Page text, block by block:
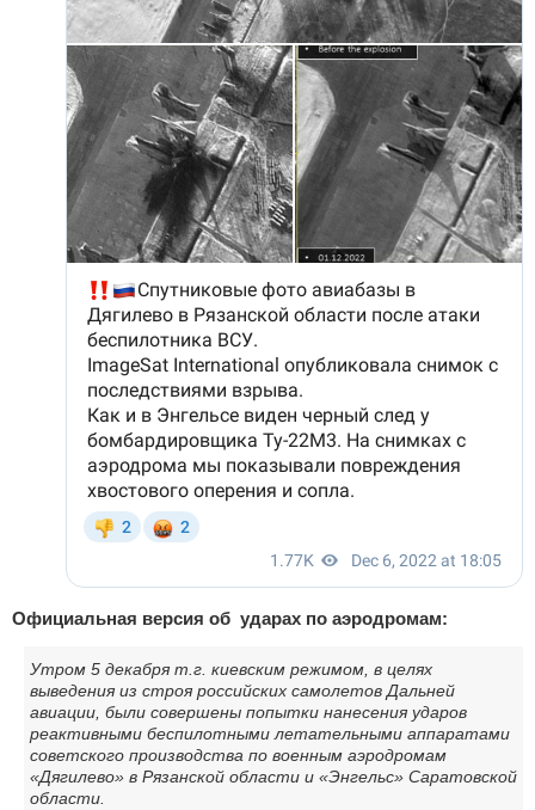
Официальная версия об ударах по аэродромам:
Утром 5 декабря т.г. киевским режимом, в целях
выведения из строя российских самолетов Дальней
авиации, были совершены попытки нанесения ударов
реактивными беспилотными летательными аппаратами
советского производства по военным аэродромам
«Дягилево» в Рязанской области и «Энгельс» Саратовской
области.